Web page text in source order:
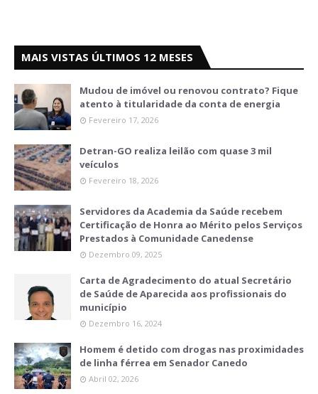
MAIS VISTAS ÚLTIMOS 12 MESES
Mudou de imóvel ou renovou contrato? Fique
atento à titularidade da conta de energia
Fevereiro 17, 2026
Detran-GO realiza leilão com quase 3 mil
veículos
Fevereiro 18, 2026
Servidores da Academia da Saúde recebem
Certificação de Honra ao Mérito pelos Serviços
Prestados à Comunidade Canedense
Dezembro 09, 2025
Carta de Agradecimento do atual Secretário
de Saúde de Aparecida aos profissionais do
município
Dezembro 16, 2024
Homem é detido com drogas nas proximidades
de linha férrea em Senador Canedo
Abril 02, 2026